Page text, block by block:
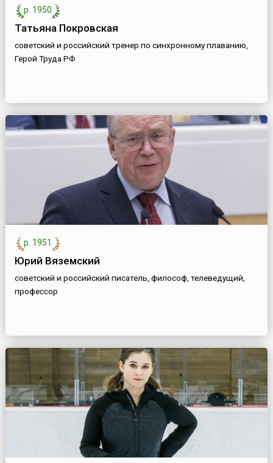
р. 1950
Татьяна Покровская
советский и российский тренер по синхронному плаванию,
Герой Труда РФ
р. 1951
Юрий Вяземский
советский и российский писатель, философ, телеведущий,
профессор